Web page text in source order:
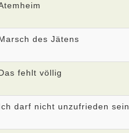
des Jätens
fehlt völlig
darf nicht unzufrieden sein